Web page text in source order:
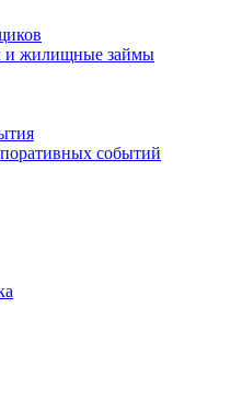
и жилищные займы
событий